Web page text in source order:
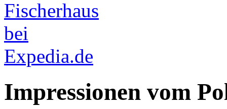
Impressionen vom